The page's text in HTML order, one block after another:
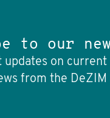
to our
updates on
from the